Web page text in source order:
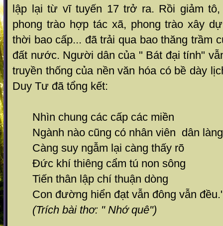
lập lại từ vĩ tuyến 17 trở ra. Rồi giảm tô,
phong trào hợp tác xã, phong trào xây
thời bao cấp... đã trải qua bao thăng trầm
đất nước. Người dân của " Bát đại tính"
truyền thống của nền văn hóa có bề dày
Duy Tư đã tổng kết:
Nhìn chung các cấp các miền
Ngành nào cũng có nhân viên dân làng
Càng suy ngẫm lại càng thấy rõ
Đức khí thiêng cẩm tú non sông
Tiến thân lập chí thuận dòng
Con đường hiển đạt vẫn đông vẫn
(Trích bài thơ: " Nhớ quê")